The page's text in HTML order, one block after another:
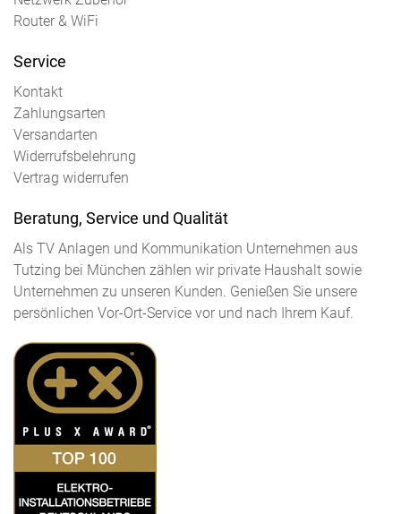
Router & WiFi
Service
Kontakt
Zahlungsarten
Versandarten
Widerrufsbelehrung
Vertrag widerrufen
Beratung, Service und Qualität
Als TV Anlagen und Kommunikation Unternehmen aus
Tutzing bei München zählen wir private Haushalt sowie
Unternehmen zu unseren Kunden. Genießen Sie unsere
persönlichen Vor-Ort-Service vor und nach Ihrem Kauf.